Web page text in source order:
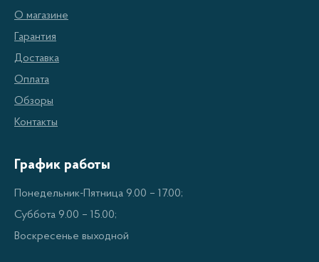
Применение
Насосы для скважинного водоснабжения
используются в домах, коттеджах, садовых участках
и других объектах, где отсутствует
обеспечивают надежное и постоянное снабжение
Преимущества
О магазине
Гарантия
Доставка
Оплата
Обзоры
Контакты
График работы
Понедельник-Пятница 9.00 – 17.00;
Суббота 9.00 – 15.00;
Воскресенье выходной